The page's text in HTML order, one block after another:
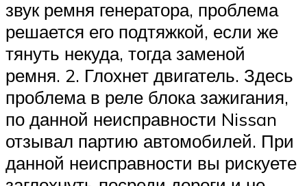
звук ремня генератора, проблема
решается его подтяжкой, если же
тянуть некуда, тогда заменой
ремня. 2. Глохнет двигатель. Здесь
проблема в реле блока зажигания,
по данной неисправности Nissan
отзывал партию автомобилей. При
данной неисправности вы рискуете